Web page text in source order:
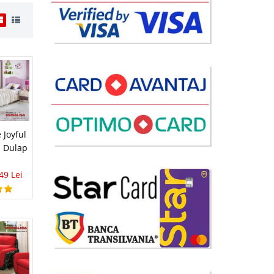
Lei
Lei
Joyful
Dulap
Lei